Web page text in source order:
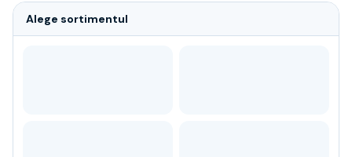
Rom
Vodka
Alege sortimentul